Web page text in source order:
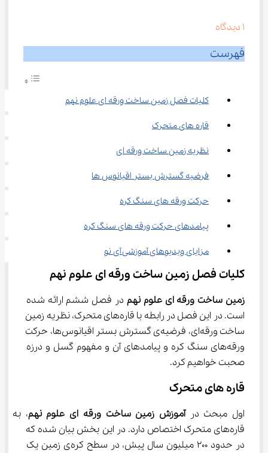
1 دیدگاه
فهرست
کلیات فصل زمین ساخت ورقه ای علوم نهم
قاره های متحرک
نظریه زمین ساخت ورقه ای
فرضیه گسترش بستر اقیانوس ها
حرکت ورقه های سنگ کره
پیامدهای حرکت ورقه های سنگ کره
مزایای ویدیوهای آموزشی آی نو
کلیات فصل زمین ساخت ورقه ای علوم نهم
زمین ساخت ورقه ای علوم نهم در فصل ششم ارائه شده
است. در این فصل در رابطه با قاره‌های متحرک، نظریه زمین
ساخت ورقه‌ای، فرضیه‌ی گسترش بستر اقیانوس‌ها، حرکت
ورقه‌های سنگ کره و پیامدهای آن و مفهوم گسل و درزه
صحبت خواهیم کرد.
قاره های متحرک
اول مبحث در آموزش زمین ساخت ورقه ای علوم نهم، به
قاره‌های متحرک اختصاص دارد. در این بخش بیان شده که
در حدود 200 میلیون سال پیش، در سطح کره‌ی زمین یک